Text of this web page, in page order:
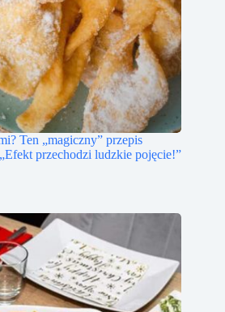
Ten „magiczny” przepis
przechodzi ludzkie pojęcie!”